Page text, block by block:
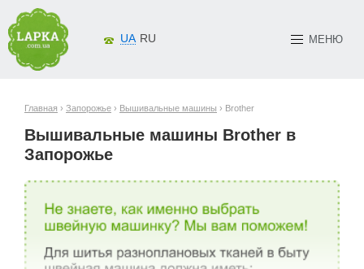
МЕНЮ
UA RU
Главная › Запорожье › Вышивальные машины › Brother
Вышивальные машины Brother в
Запорожье